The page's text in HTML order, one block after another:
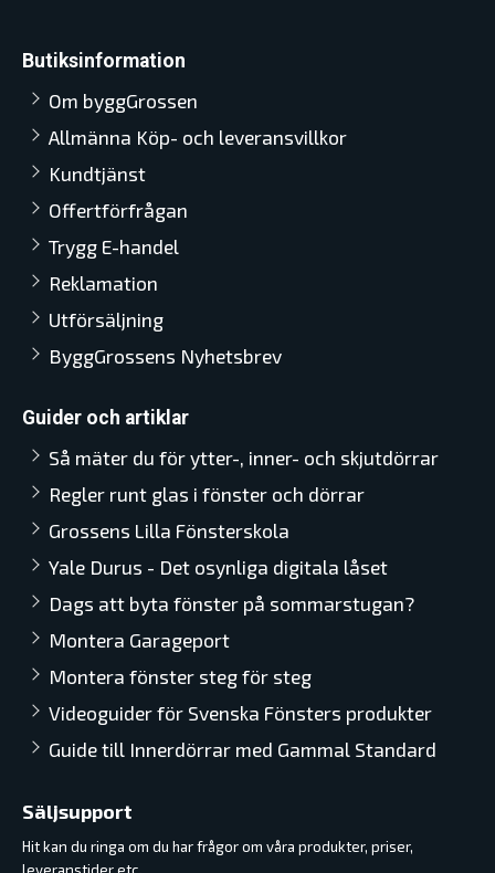
Butiksinformation
Om byggGrossen
Allmänna Köp- och leveransvillkor
Kundtjänst
Offertförfrågan
Trygg E-handel
Reklamation
Utförsäljning
ByggGrossens Nyhetsbrev
Guider och artiklar
Så mäter du för ytter-, inner- och skjutdörrar
Regler runt glas i fönster och dörrar
Grossens Lilla Fönsterskola
Yale Durus - Det osynliga digitala låset
Dags att byta fönster på sommarstugan?
Montera Garageport
Montera fönster steg för steg
Videoguider för Svenska Fönsters produkter
Guide till Innerdörrar med Gammal Standard
Säljsupport
Hit kan du ringa om du har frågor om våra produkter, priser,